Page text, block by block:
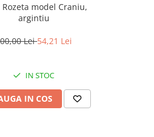
Rozeta model Craniu,
argintiu
Lei54,21 Lei
IN STOC
IN COS